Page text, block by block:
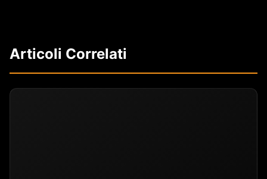
Articoli Correlati